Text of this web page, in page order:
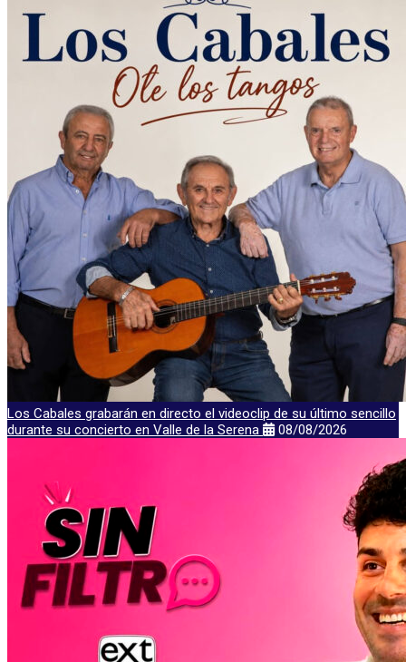
Los Cabales grabarán en directo el videoclip de su último sencillo
durante su concierto en Valle de la Serena
08/08/2026